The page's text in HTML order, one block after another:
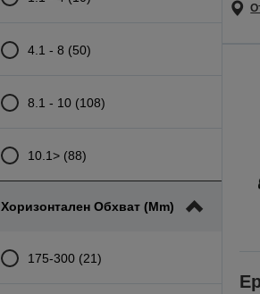
4.1 - 8 (50)
8.1 - 10 (108)
10.1> (88)
Хоризонтален Обхват (mm)
175-300 (21)